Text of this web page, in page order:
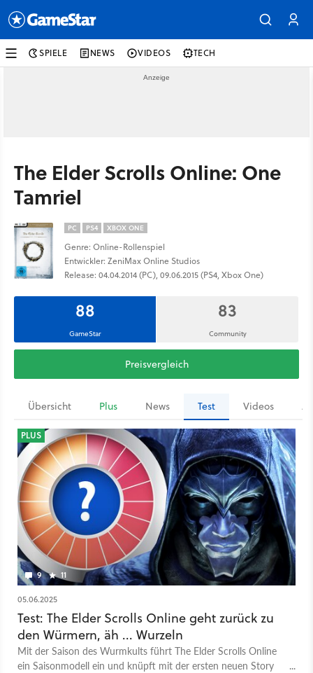
SPIELE NEWS VIDEOS TECH
The Elder Scrolls Online: One
Tamriel
PC PS4 XBOX ONE
Genre: Online-Rollenspiel
Entwickler: ZeniMax Online Studios
Release: 04.04.2014 (PC), 09.06.2015 (PS4, Xbox One)
88
GameStar
83
Community
Preisvergleich
Übersicht Plus News Test Videos
9 11
PLUS
05.06.2025
Test: The Elder Scrolls Online geht zurück zu
den Würmern, äh ... Wurzeln
Mit der Saison des Wurmkults führt The Elder Scrolls Online
ein Saisonmodell ein und knüpft mit der ersten neuen Story